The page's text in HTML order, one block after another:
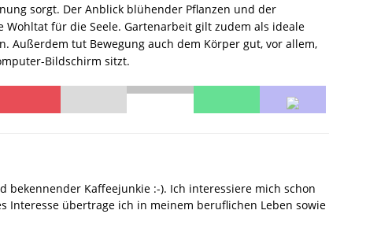
sorgt. Der Anblick blühender Pflanzen und der
für die Seele. Gartenarbeit gilt zudem als ideale
Außerdem tut Bewegung auch dem Körper gut, vor allem,
Bildschirm sitzt.
bekennender Kaffeejunkie :-). Ich interessiere mich schon
Interesse übertrage ich in meinem beruflichen Leben sowie